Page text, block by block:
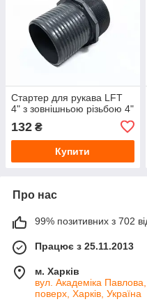
Стартер для рукава LFT
4" з зовнішньою різьбою 4"
132 ₴
Купити
Про нас
99% позитивних з 702
Працює з 25.11.2013
м. Харків
вул. Академіка
поверх, Харків, Україна